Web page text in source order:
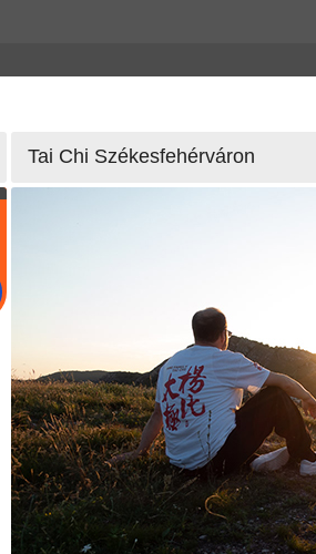
Tai Chi Székesfehérváron